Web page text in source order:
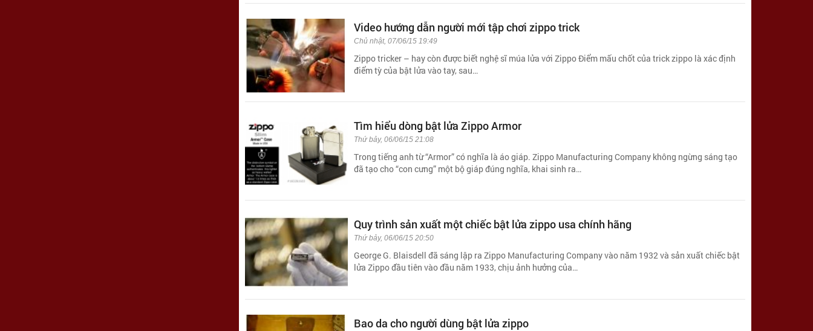
Video hướng dẫn người mới tập chơi zippo trick
Chủ nhật, 07/06/15 19:49
Zippo tricker – hay còn được biết nghệ sĩ múa lửa với Zippo Điểm mấu chốt của trick zippo là xác định
điểm tỳ của bật lửa vào tay, sau…
Tìm hiểu dòng bật lửa Zippo Armor
Thứ bảy, 06/06/15 21:08
Trong tiếng anh từ “Armor” có nghĩa là áo giáp. Zippo Manufacturing Company không ngừng sáng tạo
đã tạo cho “con cưng” một bộ giáp đúng nghĩa, khai sinh ra…
Quy trình sản xuất một chiếc bật lửa zippo usa chính hãng
Thứ bảy, 06/06/15 20:50
George G. Blaisdell đã sáng lập ra Zippo Manufacturing Company vào năm 1932 và sản xuất chiếc bật
lửa Zippo đầu tiên vào đầu năm 1933, chịu ảnh hưởng của…
Bao da cho người dùng bật lửa zippo